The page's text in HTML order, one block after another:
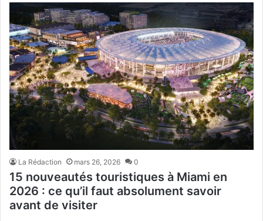
La Rédaction mars 26, 2026 0
15 nouveautés touristiques à Miami en
2026 : ce qu’il faut absolument savoir
avant de visiter